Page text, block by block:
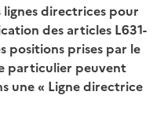
directrices pour
des articles L631-
positions prises par le
particulier peuvent
une « Ligne directrice